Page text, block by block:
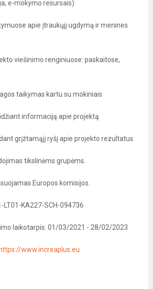
e-mokymo resursais)
apie įtraukųjį ugdymą ir menines
viešinimo renginiuose: paskaitose,
taikymas kartu su mokiniais
informaciją apie projektą
grįžtamąjį ryšį apie projekto rezultatus
tikslinėms grupėms.
Europos komisijos.
LT01-KA227-SCH-094736
laikotarpis: 01/03/2021 - 28/02/2023
https://www.increaplus.eu